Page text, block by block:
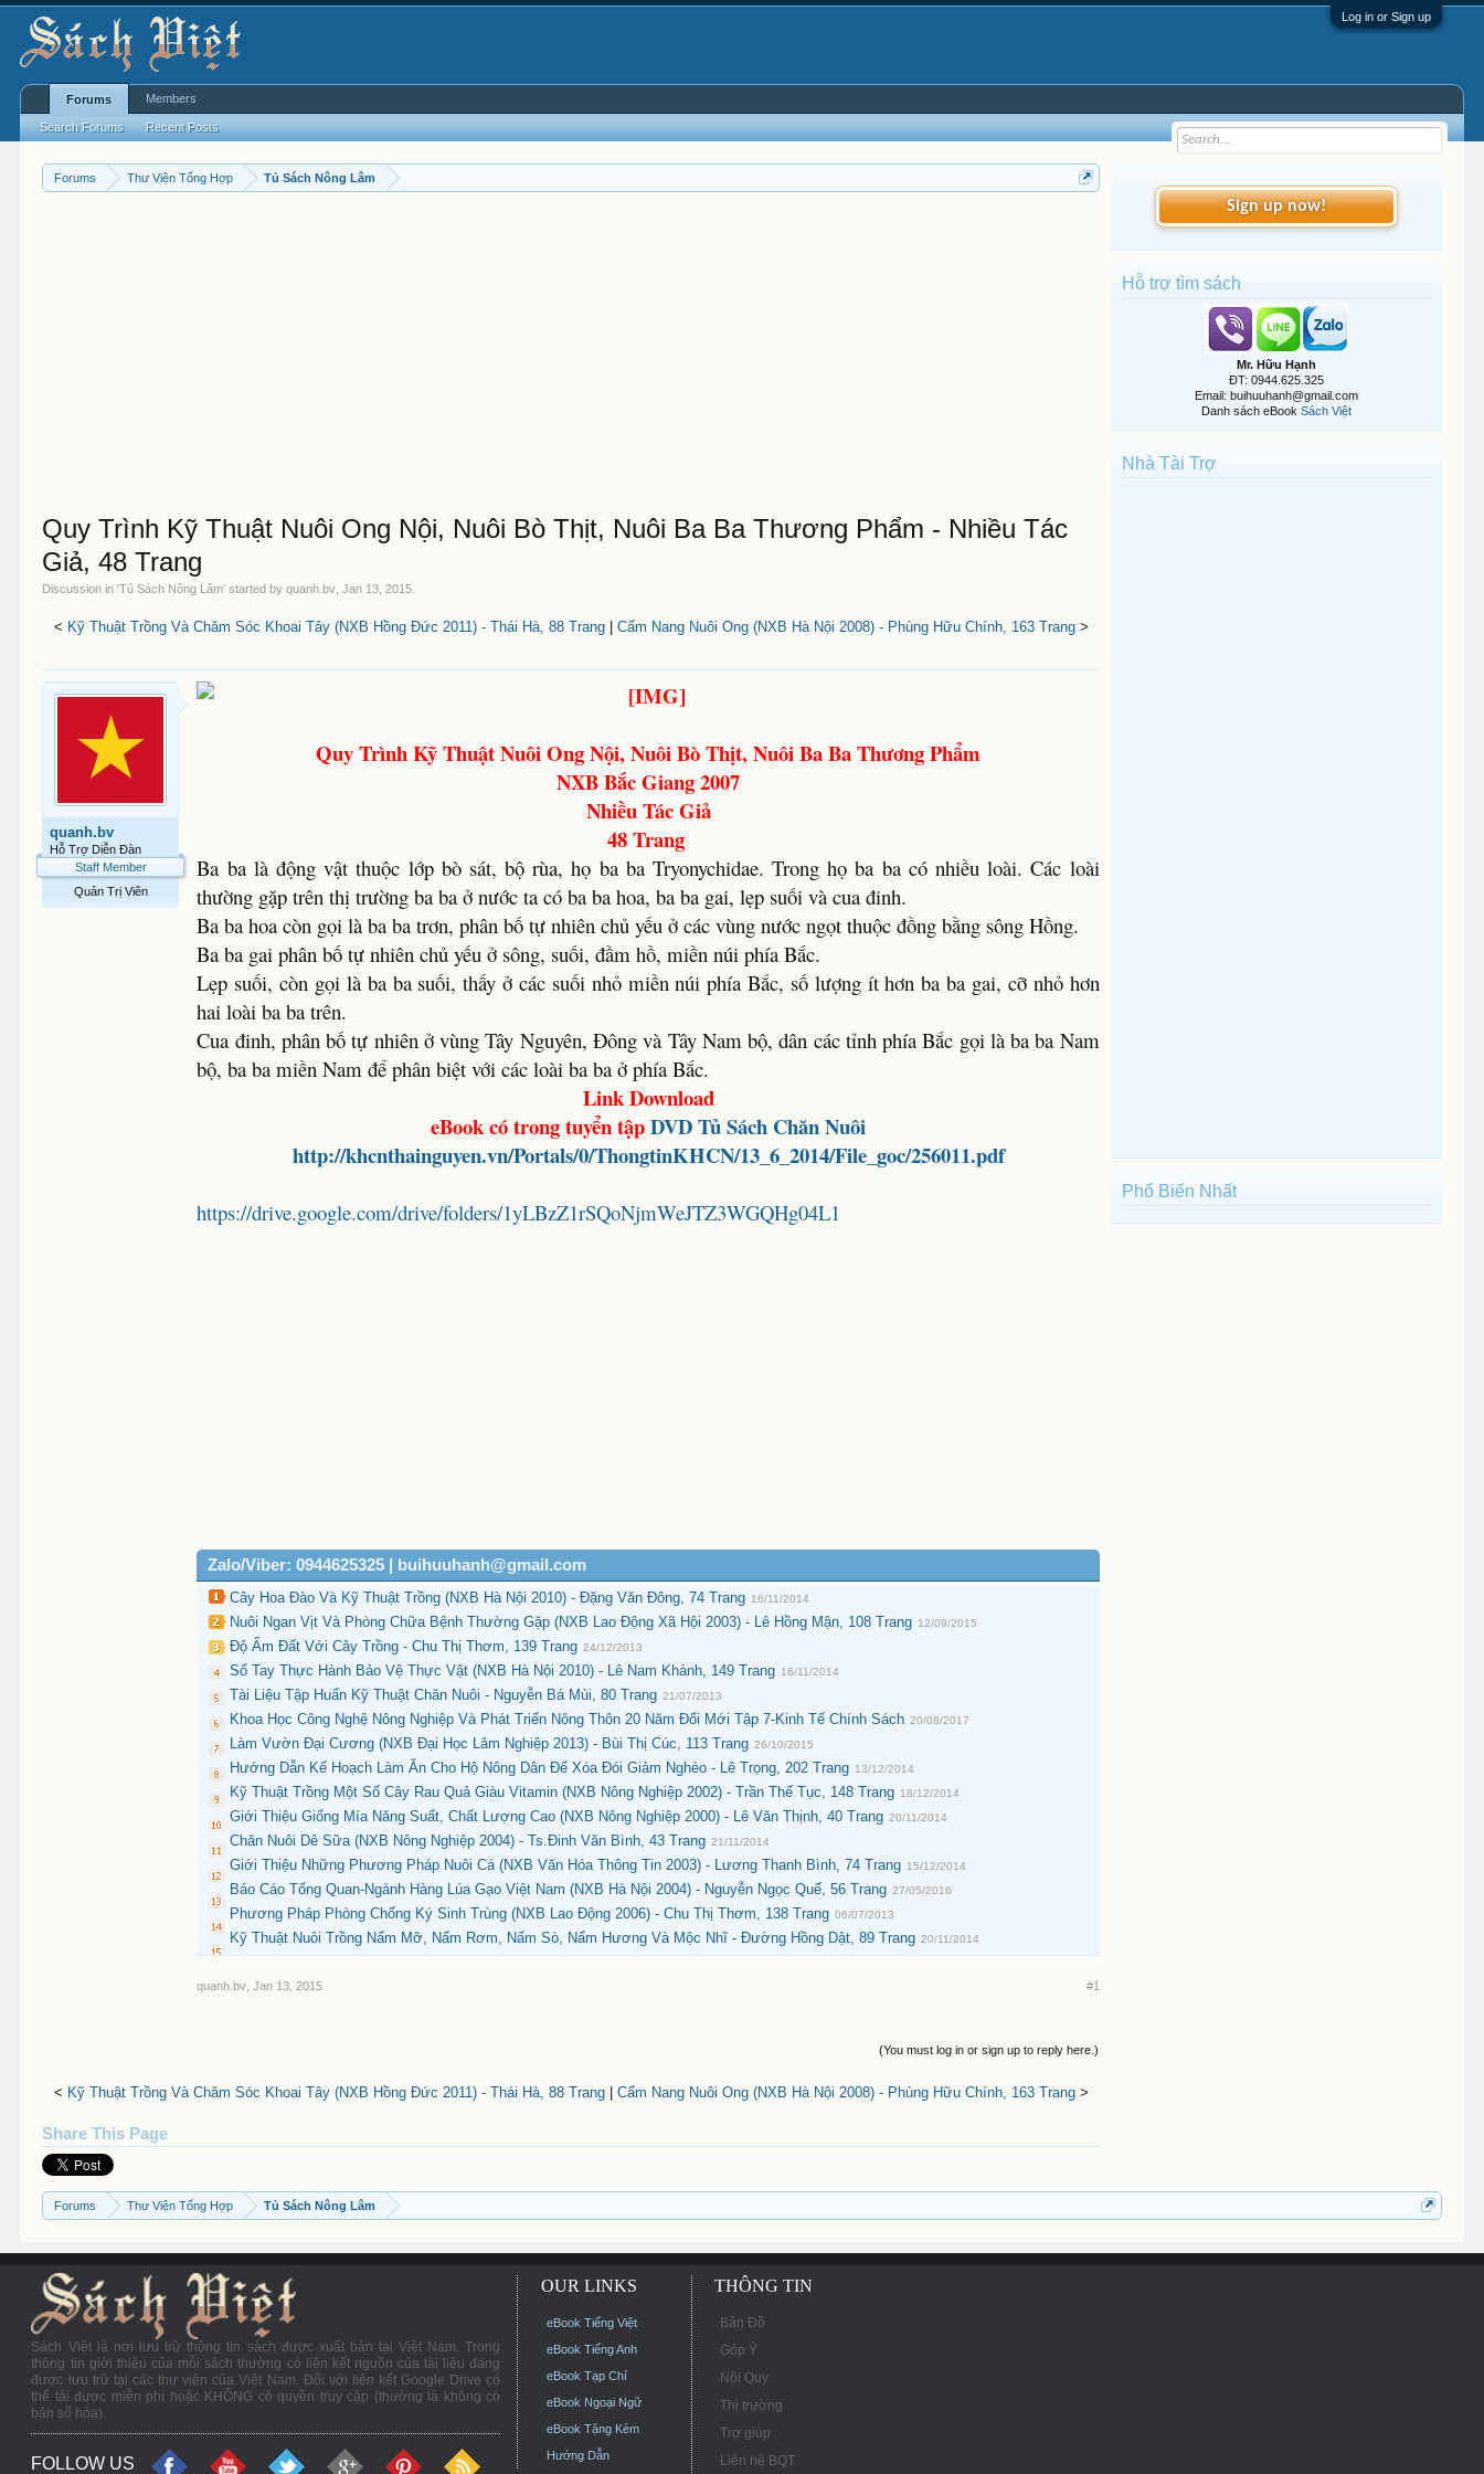
Log in or Sign up
Forums Thư Viện Tổng Hợp Tủ Sách Nông Lâm
Quy Trình Kỹ Thuật Nuôi Ong Nội, Nuôi Bò Thịt, Nuôi Ba Ba Thương Phẩm - Nhiều Tác
Giả, 48 Trang
Discussion in 'Tủ Sách Nông Lâm' started byquanh.bv ,Jan 13, 2015
< Kỹ Thuật Trồng Và Chăm Sóc Khoai Tây (NXB Hồng Đức 2011) - Thái Hà, 88 Trang| Cẩm Nang Nuôi Ong (NXB Hà Nội 2008) - Phùng Hữu Chính, 163 Trang>
quanh.bv
Hỗ Trợ Diễn Đàn
Staff Member
Quản Trị Viên
Quy Trình Kỹ Thuật Nuôi Ong Nội, Nuôi Bò Thịt, Nuôi Ba Ba Thương Phẩm
NXB Bắc Giang 2007
Nhiều Tác Giả
48 Trang
Ba ba là động vật thuộc lớp bò sát, bộ rùa, họ ba ba Tryonychidae. Trong họ ba ba có nhiều loài. Các loài
thường gặp trên thị trường ba ba ở nước ta có ba ba hoa, ba ba gai, lẹp suối và cua đinh.
Ba ba hoa còn gọi là ba ba trơn, phân bố tự nhiên chủ yếu ở các vùng nước ngọt thuộc đồng bằng sông Hồng.
Ba ba gai phân bố tự nhiên chủ yếu ở sông, suối, đầm hồ, miền núi phía Bắc.
Lẹp suối, còn gọi là ba ba suối, thấy ở các suối nhỏ miền núi phía Bắc, số lượng ít hơn ba ba gai, cỡ nhỏ hơn
hai loài ba ba trên.
Cua đinh, phân bố tự nhiên ở vùng Tây Nguyên, Đông và Tây Nam bộ, dân các tỉnh phía Bắc gọi là ba ba Nam
bộ, ba ba miền Nam để phân biệt với các loài ba ba ở phía Bắc.
Link Download
eBook có trong tuyển tậpDVDTủ Sách Chăn Nuôi
http://khcnthainguyen.vn/Portals/0/ThongtinKHCN/13_6_2014/File_goc/256011.pdf
https://drive.google.com/drive/folders/1yLBzZ1rSQoNjmWeJTZ3WGQHg04L1
Zalo/Viber: 0944625325 | buihuuhanh@gmail.com
Cây Hoa Đào Và Kỹ Thuật Trồng (NXB Hà Nội 2010) - Đặng Văn Đông, 74 Trang 16/11/2014
Nuôi Ngan Vịt Và Phòng Chữa Bệnh Thường Gặp (NXB Lao Động Xã Hội 2003) - Lê Hồng Mận, 108 Trang 12/09/2015
Độ Ẩm Đất Với Cây Trồng - Chu Thị Thơm, 139 Trang 24/12/2013
Sổ Tay Thực Hành Bảo Vệ Thực Vật (NXB Hà Nội 2010) - Lê Nam Khánh, 149 Trang 16/11/2014
Tài Liệu Tập Huấn Kỹ Thuật Chăn Nuôi - Nguyễn Bá Mùi, 80 Trang 21/07/2013
Khoa Học Công Nghệ Nông Nghiệp Và Phát Triển Nông Thôn 20 Năm Đổi Mới Tập 7-Kinh Tế Chính Sách 20/08/2017
Làm Vườn Đại Cương (NXB Đại Học Lâm Nghiệp 2013) - Bùi Thị Cúc, 113 Trang 26/10/2015
Hướng Dẫn Kế Hoạch Làm Ăn Cho Hộ Nông Dân Để Xóa Đói Giảm Nghèo - Lê Trọng, 202 Trang 13/12/2014
Kỹ Thuật Trồng Một Số Cây Rau Quả Giàu Vitamin (NXB Nông Nghiệp 2002) - Trần Thế Tục, 148 Trang 18/12/2014
Giới Thiệu Giống Mía Năng Suất, Chất Lượng Cao (NXB Nông Nghiệp 2000) - Lê Văn Thịnh, 40 Trang 20/11/2014
Chăn Nuôi Dê Sữa (NXB Nông Nghiệp 2004) - Ts.Đinh Văn Bình, 43 Trang 21/11/2014
Giới Thiệu Những Phương Pháp Nuôi Cá (NXB Văn Hóa Thông Tin 2003) - Lương Thanh Bình, 74 Trang 15/12/2014
Báo Cáo Tổng Quan-Ngành Hàng Lúa Gạo Việt Nam (NXB Hà Nội 2004) - Nguyễn Ngọc Quế, 56 Trang 27/05/2016
Phương Pháp Phòng Chống Ký Sinh Trùng (NXB Lao Động 2006) - Chu Thị Thơm, 138 Trang 06/07/2013
Kỹ Thuật Nuôi Trồng Nấm Mỡ, Nấm Rơm, Nấm Sò, Nấm Hương Và Mộc Nhĩ - Đường Hồng Dật, 89 Trang 20/11/2014
quanh.bv Jan 13, 2015 #1
(You must log in or sign up to reply here.)
< Kỹ Thuật Trồng Và Chăm Sóc Khoai Tây (NXB Hồng Đức 2011) - Thái Hà, 88 Trang| Cẩm Nang Nuôi Ong (NXB Hà Nội 2008) - Phùng Hữu Chính, 163 Trang>
Share This Page
Sign up now!
Hỗ trợ tìm sách
Mr. Hữu Hạnh
ĐT: 0944.625.325
Email: buihuuhanh@gmail.com
Danh sách eBook Sách Việt
Nhà Tài Trợ
Phổ Biến Nhất
Forums Thư Viện Tổng Hợp Tủ Sách Nông Lâm
Forums
Search Forums Recent Posts
Members
Sách Việt là nơi lưu trữ thông tin sách được xuất bản tại Việt Nam. Trong
thông tin giới thiệu của mỗi sách thường có liên kết nguồn của tài liệu đang
được lưu trữ tại các thư viện của Việt Nam. Đối với liên kết Google Drive có
thể tải được miễn phí hoặc KHÔNG có quyền truy cập (thường là không có
bản số hóa).
FOLLOW US
OUR LINKS
eBook Tiếng Việt
eBook Tiếng Anh
eBook Tạp Chí
eBook Ngoại Ngữ
eBook Tặng Kèm
Hướng Dẫn
THÔNG TIN
Bản Đồ
Góp Ý
Nội Quy
Thị trường
Trợ giúp
Liên hệ BQT